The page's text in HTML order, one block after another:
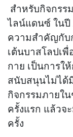
สำหรับกิจกรร
ไลน์แดนซ์ ในปี
ความสำคัญกับ
เต้นบาสโลปเ
กาย เป็นการใ
สนับสนุนไม่ได้
กิจกรรมภายใ
ครั้งแรก แล้วจ
ครั้ง